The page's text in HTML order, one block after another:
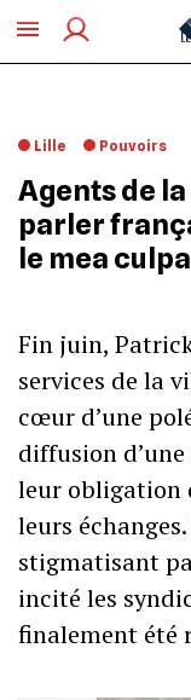
Lille Pouvoirs
Agents de
parler
le mea
Fin juin,
services de la
cœur d’une
diffusion
leur obligation
leurs
stigmatisant
incité les
finalement été